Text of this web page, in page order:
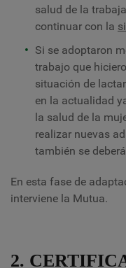
salud de la
continuar con la
Si se adoptaron
trabajo que
situación de
en la actualidad
la salud de la
realizar nuevas
también se
En esta fase de
interviene la Mutua.
2.